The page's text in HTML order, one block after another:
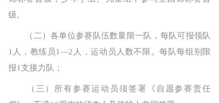
级。
（二）各单位参赛队伍数量限一队，每队可报领队
1人，教练员1—2人，运动员人数不限。每队每组别限
报1支接力队；
（三）所有参赛运动员须签署《自愿参赛责任